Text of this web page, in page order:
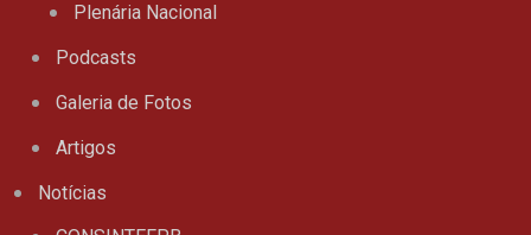
Plenária Nacional
Podcasts
Galeria de Fotos
Artigos
Notícias